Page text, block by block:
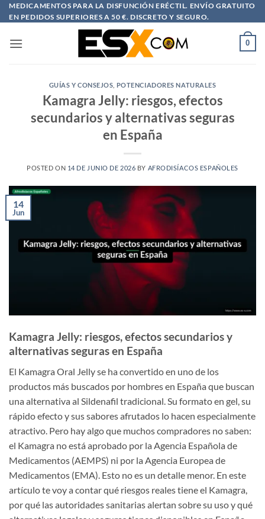
Saltar
al
MEDICAMENTOS PARA LA DISFUNCIÓN ERÉCTIL. ENVÍO GRATUITO
EN PEDIDOS SUPERIORES A 50 €. DISCRETO Y SEGURO.
0
GUÍAS Y CONSEJOS POTENCIADORES NATURALES
Kamagra Jelly: riesgos, efectos
secundarios y alternativas seguras
en España
POSTED ON 14 DE JUNIO DE 2026 BY AFRODISÍACOS ESPAÑOLES
14
Jun
Kamagra Jelly: riesgos, efectos secundarios y
alternativas seguras en España
El Kamagra Oral Jelly se ha convertido en uno de los
productos más buscados por hombres en España que buscan
una alternativa al Sildenafil tradicional. Su formato en gel, su
rápido efecto y sus sabores afrutados lo hacen especialmente
atractivo. Pero hay algo que muchos compradores no saben:
el Kamagra no está aprobado por la Agencia Española de
Medicamentos (AEMPS) ni por la Agencia Europea de
Medicamentos (EMA). Esto no es un detalle menor. En este
artículo te voy a contar qué riesgos reales tiene el Kamagra,
por qué las autoridades sanitarias alertan sobre su uso y qué